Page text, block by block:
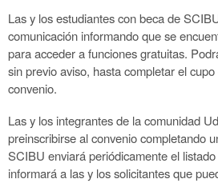
Las y los estudiantes con beca de
comunicación informando que se
para acceder a funciones gratuitas.
sin previo aviso, hasta completar el
convenio.
Las y los integrantes de la comunidad
preinscribirse al convenio completando
SCIBU enviará periódicamente el
informará a las y los solicitantes que